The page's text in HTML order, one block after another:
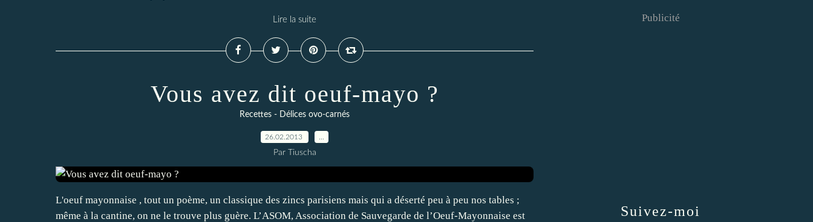
Lire la suite
Vous avez dit oeuf-mayo ?
Recettes - Délices ovo-carnés
26.02.2013
Par Tiuscha
L'oeuf mayonnaise , tout un poème, un classique des zincs parisiens mais qui a déserté peu à peu nos tables ;
même à la cantine, on ne le trouve plus guère. L’ASOM, Association de Sauvegarde de l’Oeuf-Mayonnaise est
Suivez-moi
Publicité